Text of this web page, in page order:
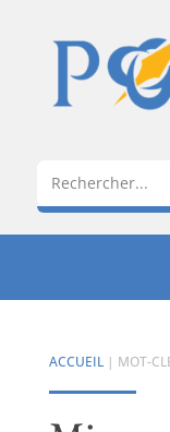
ACCUEIL| MOT-